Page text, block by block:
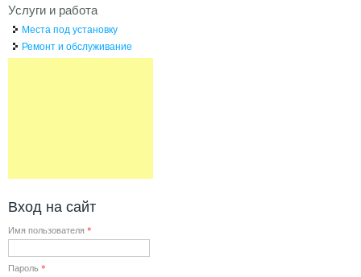
Услуги и работа
Места под установку
Ремонт и обслуживание
Вход на сайт
Имя пользователя *
Пароль *